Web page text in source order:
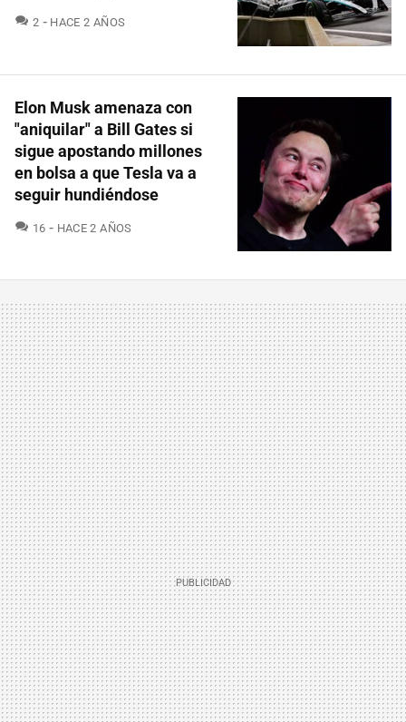
2 COMENTARIOS
HACE 2 AÑOS
Elon Musk amenaza con
"aniquilar" a Bill Gates si
sigue apostando millones
en bolsa a que Tesla va a
seguir hundiéndose
16 COMENTARIOS
HACE 2 AÑOS